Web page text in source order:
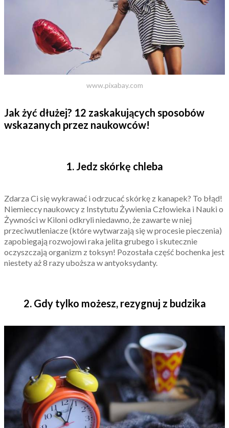
www.pixabay.com
Jak żyć dłużej? 12 zaskakujących sposobów
wskazanych przez naukowców!
1. Jedz skórkę chleba
Zdarza Ci się wykrawać i odrzucać skórkę z kanapek? To błąd!
Niemieccy naukowcy z Instytutu Żywienia Człowieka i Nauki o
Żywności w Kiloni odkryli niedawno, że zawarte w niej
przeciwutleniacze (które wytwarzają się w procesie pieczenia)
zapobiegają rozwojowi raka jelita grubego i skutecznie
oczyszczają organizm z toksyn! Pozostała część bochenka jest
niestety aż 8 razy uboższa w antyoksydanty.
2. Gdy tylko możesz, rezygnuj z budzika